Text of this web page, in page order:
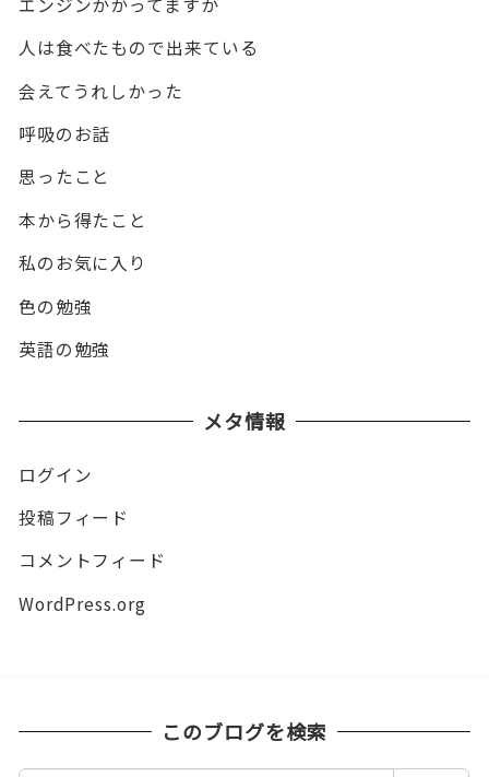
人は食べたもので出来ている
会えてうれしかった
呼吸のお話
思ったこと
本から得たこと
私のお気に入り
色の勉強
英語の勉強
メタ情報
ログイン
投稿フィード
コメントフィード
WordPress.org
このブログを検索